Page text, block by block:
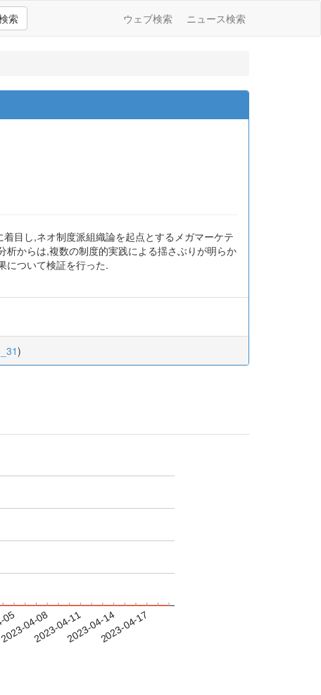
索 ウェブ検索 ニュース検索
目し,ネオ制度派組織論を起点とするメガマーケテ
からは,複数の制度的実践による揺さぶりが明らか
について検証を行った.
)
04-08
2023-04-112023-04-142023-04-17